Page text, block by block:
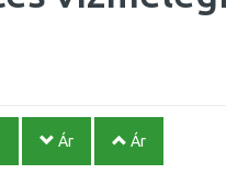
Ár Ár